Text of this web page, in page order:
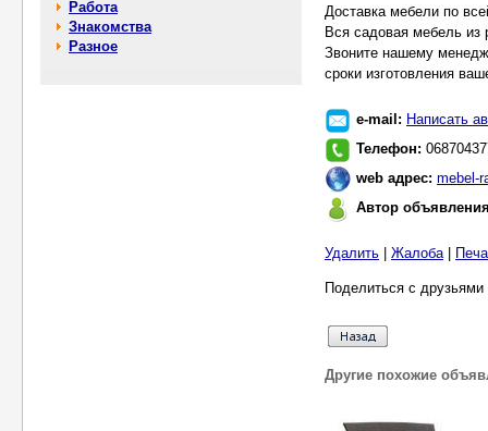
Работа
Знакомства
Разное
Доставка мебели по
Вся садовая мебель из
Звоните нашему
сроки изготовления
e-mail: Написать
Телефон:
web адрес: mebel-
Автор
Удалить Жалоба|
Поделиться с
Другие похожие